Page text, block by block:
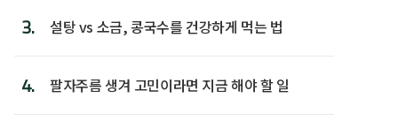
3. 설탕 vs 소금, 콩국수를 건강하게 먹는 법
4. 팔자주름 생겨 고민이라면 지금 해야 할 일